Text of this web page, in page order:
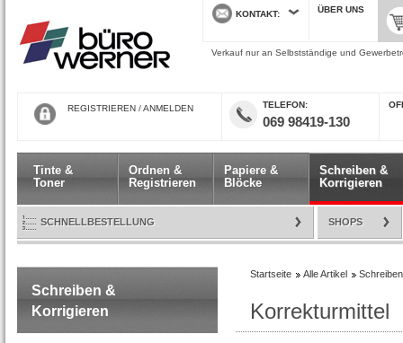
KONTAKT ÜBER UNS
Verkauf nur an Selbstständige und
REGISTRIEREN /ANMELDEN TELEFON
069 98419-130
Tinte &
Toner
Ordnen &
Registrieren
Papiere &
Blöcke
Schreiben &
Korrigieren
SCHNELLBESTELLUNG SHOPS
Schreiben &
Korrigieren
Startseite Alle Artikel
Korrekturmittel